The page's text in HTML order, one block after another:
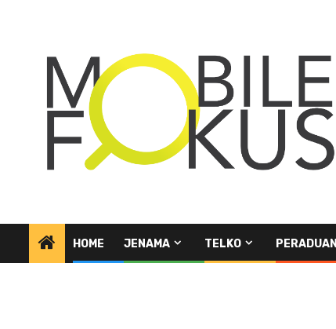
HOME JENAMA TELKO PERADUAN